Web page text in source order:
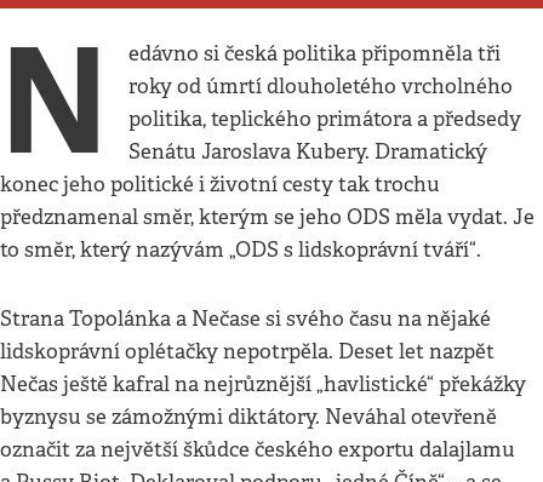
N
edávno si česká politika připomněla tři
roky od úmrtí dlouholetého vrcholného
politika, teplického primátora a předsedy
Senátu Jaroslava Kubery. Dramatický
konec jeho politické i životní cesty tak trochu
předznamenal směr, kterým se jeho ODS měla vydat. Je
to směr, který nazývám „ODS s lidskoprávní tváří“.
Strana Topolánka a Nečase si svého času na nějaké
lidskoprávní oplétačky nepotrpěla. Deset let nazpět
Nečas ještě kafral na nejrůznější „havlistické“ překážky
byznysu se zámožnými diktátory. Neváhal otevřeně
označit za největší škůdce českého exportu dalajlamu